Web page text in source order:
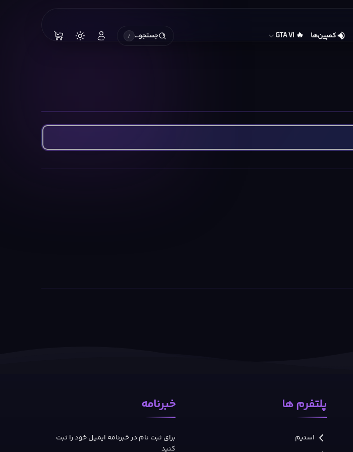
کمپین‌ها 🔥
GTA VI جستجو… /
پلتفرم ها
استیم
خبرنامه
برای ثبت نام در خبرنامه ایمیل خود را ثبت
کنید